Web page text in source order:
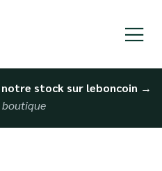
stock sur leboncoin →